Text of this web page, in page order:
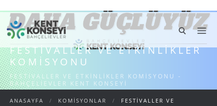
FESTIVALLER VE ETKINLIKLER
KOMISYONU
FESTIVALLER VE ETKINLIKLER KOMISYONU -
BAHÇELIEVLER KENT KONSEYI
ANASAYFA / KOMİSYONLAR /
FESTIVALLER VE